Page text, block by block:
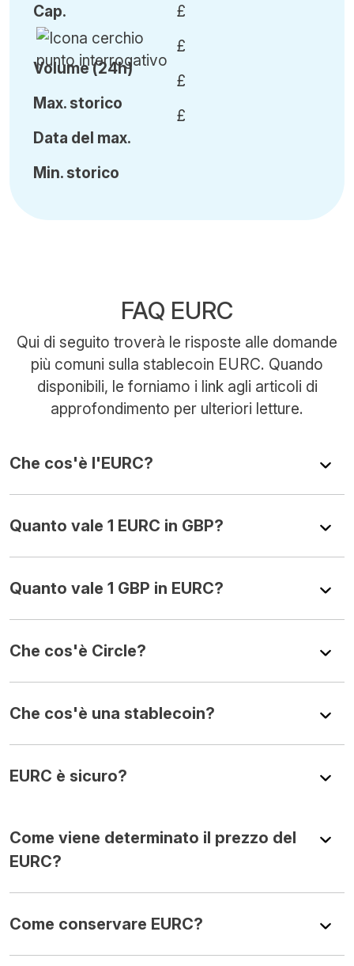
Cap.
Volume (24h)
Max. storico
Data del max.
Min. storico
£
£
£
£
FAQ EURC
Qui di seguito troverà le risposte alle domande
più comuni sulla stablecoin EURC. Quando
disponibili, le forniamo i link agli articoli di
approfondimento per ulteriori letture.
Che cos'è l'EURC?
Quanto vale 1 EURC in GBP?
Quanto vale 1 GBP in EURC?
Che cos'è Circle?
Che cos'è una stablecoin?
EURC è sicuro?
Come viene determinato il prezzo del
EURC?
Come conservare EURC?